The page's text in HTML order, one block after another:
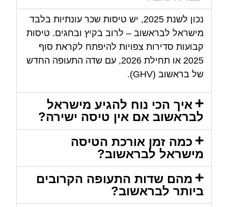
נכון לשנת 2025, יש טיסות שכר עונתיות בלבד
מישראל לבראשוב – לרוב בקיץ ובחגים. טיסות
קבועות סדירות צפויות להיפתח לקראת סוף
2025 או תחילת 2026, עם שדה התעופה החדש
של בראשוב (GHV).
איך הכי נוח להגיע מישראל
לבראשוב אם אין טיסה ישירה?
כמה זמן אורכת הטיסה
מישראל לבראשוב?
מהם שדות התעופה הקרובים
ביותר לבראשוב?